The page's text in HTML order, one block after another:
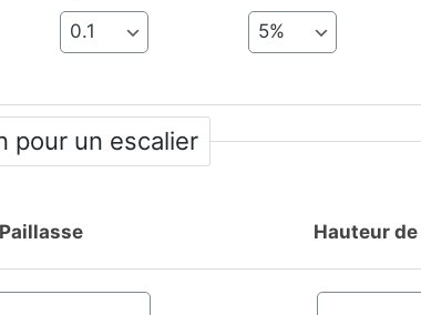
pour un escalier
Paillasse Hauteur